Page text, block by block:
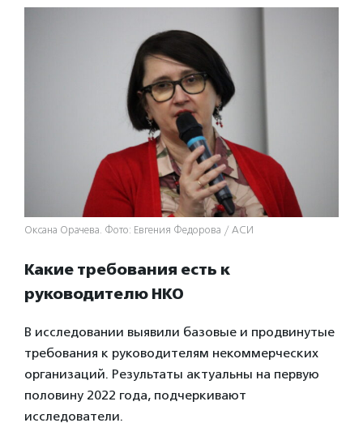
Оксана Орачева. Фото: Евгения Федорова / АСИ
Какие требования есть к
руководителю НКО
В исследовании выявили базовые и продвинутые
требования к руководителям некоммерческих
организаций. Результаты актуальны на первую
половину 2022 года, подчеркивают
исследователи.